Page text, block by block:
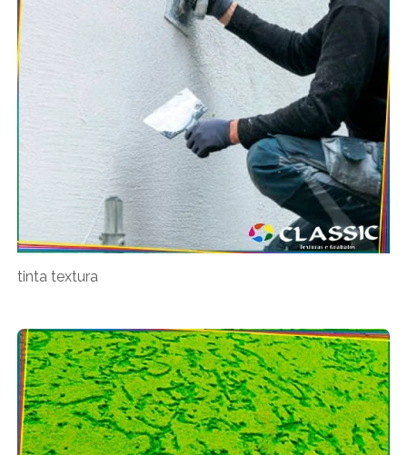
tinta textura